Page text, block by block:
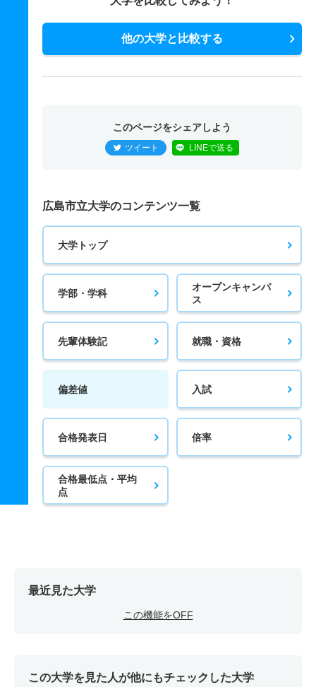
他の大学と比較する
このページをシェアしよう
ツイート LINEで送る
広島市立大学のコンテンツ一覧
大学トップ
学部・学科
オープンキャンパ
ス
先輩体験記 就職・資格
偏差値 入試
合格発表日 倍率
合格最低点・平均
点
最近見た大学
この機能をOFF
この大学を見た人が他にもチェックした大学